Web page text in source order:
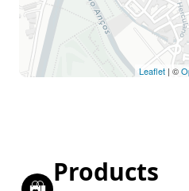
Leaflet | ©
Products